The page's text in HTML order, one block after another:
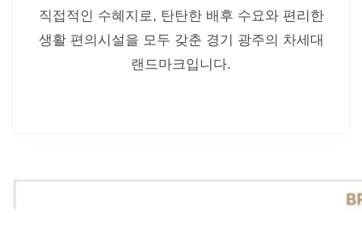
직접적인 수혜지로, 탄탄한 배후 수요와 편리한
생활 편의시설을 모두 갖춘 경기 광주의 차세대
랜드마크입니다.